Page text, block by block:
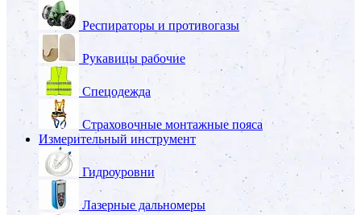
Респираторы и противогазы
Рукавицы рабочие
Спецодежда
Страховочные монтажные пояса
Измерительный инструмент
Гидроуровни
Лазерные дальномеры